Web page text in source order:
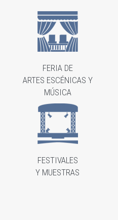
FERIA DE
ARTES ESCÉNICAS Y
MÚSICA
FESTIVALES
Y MUESTRAS